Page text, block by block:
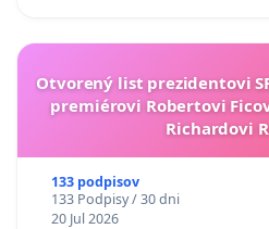
Otvorený list prezidentovi
premiérovi Robertovi
Richardovi
133 podpisov
133 Podpisy / 30 dni
20 Jul 2026